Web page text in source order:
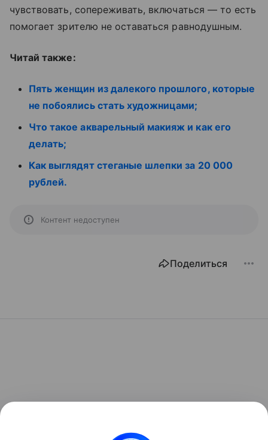
чувствовать, сопереживать, включаться — то есть
помогает зрителю не оставаться равнодушным.
Читай также:
Пять женщин из далекого прошлого, которые
не побоялись стать художницами;
Что такое акварельный макияж и как его
делать;
Как выглядят стеганые шлепки за 20 000
рублей.
Контент недоступен
Поделиться